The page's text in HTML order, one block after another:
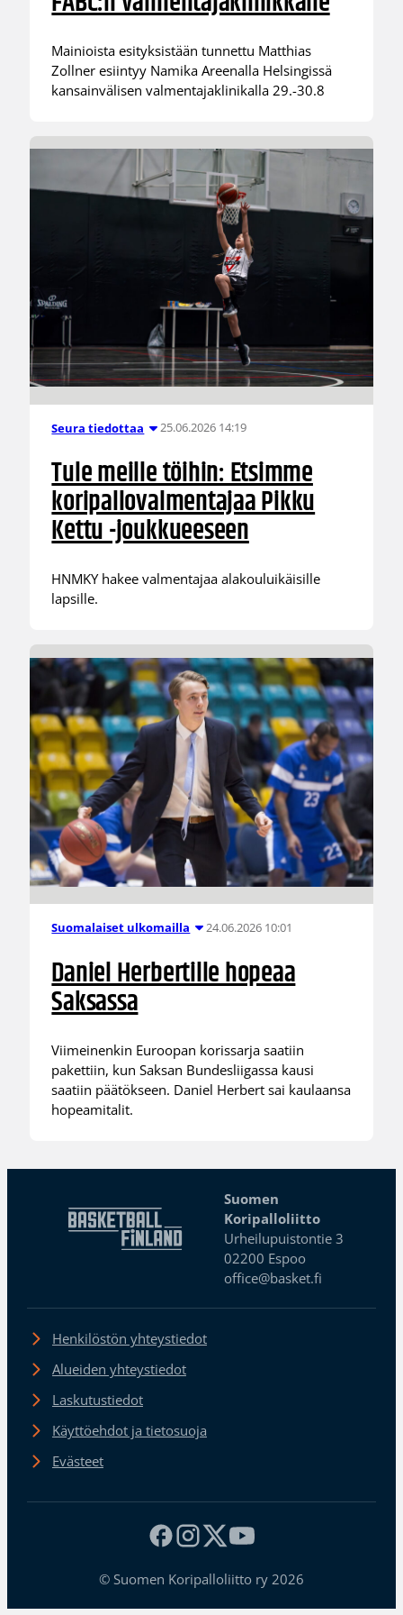
Mainioista esityksistään tunnettu Matthias
Zollner esiintyy Namika Areenalla Helsingissä
kansainvälisen valmentajaklinikalla 29.-30.8
Seura tiedottaa 25.06.2026 14:19
Tule meille töihin: Etsimme
koripallovalmentajaa Pikku
Kettu -joukkueeseen
HNMKY hakee valmentajaa alakouluikäisille
lapsille.
Suomalaiset ulkomailla 24.06.2026 10:01
Daniel Herbertille hopeaa
Saksassa
Viimeinenkin Euroopan korissarja saatiin
pakettiin, kun Saksan Bundesliigassa kausi
saatiin päätökseen. Daniel Herbert sai kaulaansa
hopeamitalit.
Suomen
Koripalloliitto
Urheilupuistontie 3
02200 Espoo
office@basket.fi
Henkilöstön yhteystiedot
Alueiden yhteystiedot
Laskutustiedot
Käyttöehdot ja tietosuoja
Evästeet
© Suomen Koripalloliitto ry 2026